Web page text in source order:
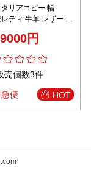
リアコピー 幅
ディ 牛革 レザー ビ
9000円
売個数3件
便 HOT